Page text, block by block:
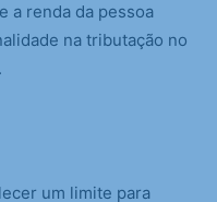
a renda da pessoa
na tributação no
um limite para